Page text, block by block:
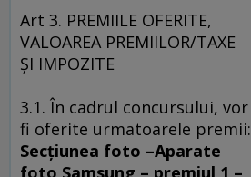
Art 3. PREMIILE OFERITE,
VALOAREA PREMIILOR/TAXE
ŞI IMPOZITE
3.1. În cadrul concursului, vor
fi oferite urmatoarele premii:
Secţiunea foto –Aparate